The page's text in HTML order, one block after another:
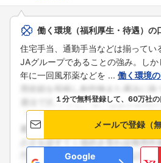
働く環境（福利厚生・待遇）の
住宅手当、通勤手当などは揃ってい
JAグループであることの強み。しか
年に一回風邪薬などを ... 働く環境
１分で無料登録して、60万社
メールで登録（無
Google